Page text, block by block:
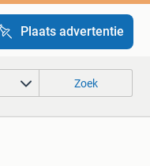
Plaats advertentie
Zoek